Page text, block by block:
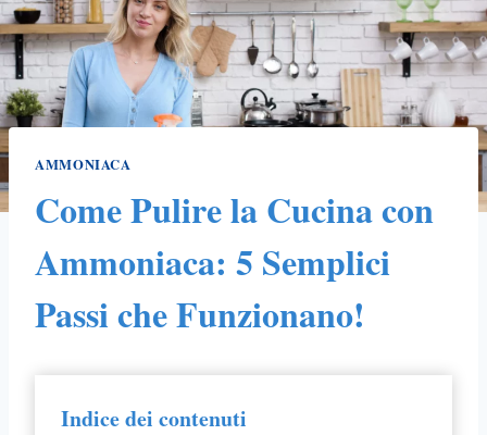
AMMONIACA
Come Pulire la Cucina con
Ammoniaca: 5 Semplici
Passi che Funzionano!
Indice dei contenuti